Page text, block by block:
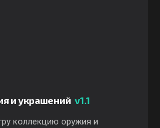
и украшений v1.1
коллекцию оружия и